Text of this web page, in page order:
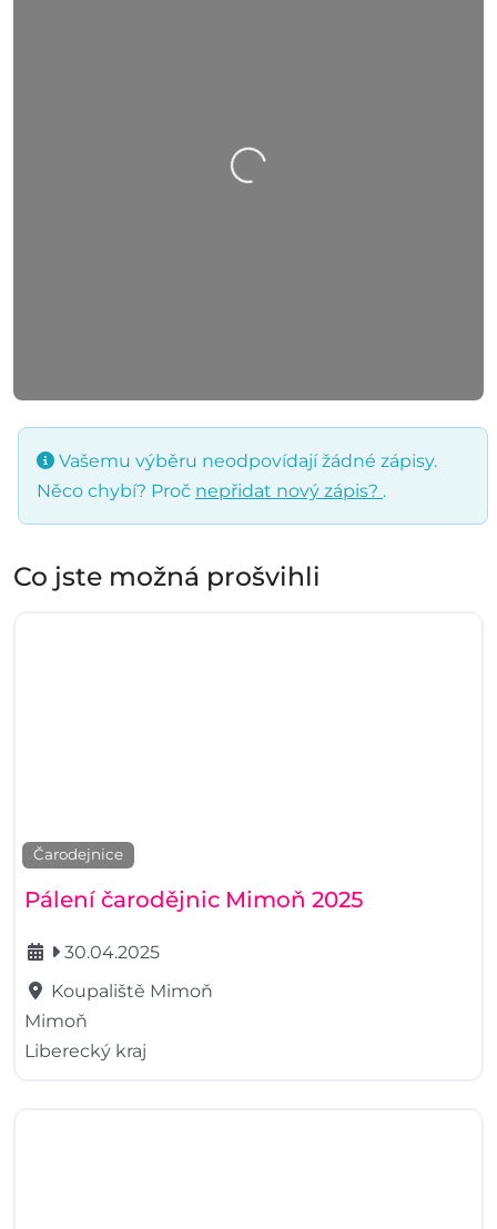
Nahrávání….
Vašemu výběru neodpovídají žádné zápisy.
Něco chybí? Proč nepřidat nový zápis? .
Co jste možná prošvihli
Čarodejnice
Pálení čarodějnic Mimoň 2025
30.04.2025
Koupaliště Mimoň
Mimoň
Liberecký kraj